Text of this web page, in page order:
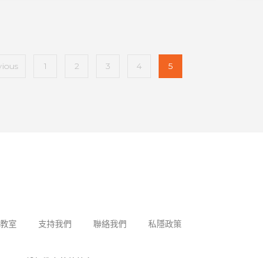
1 2 3 4 5
室 支持我們 聯絡我們 私隱政策